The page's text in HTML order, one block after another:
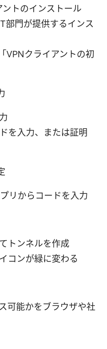
トのインストール
部門が提供するインス
VPNクライアントの初
を入力、または証明
リからコードを入力
トンネルを作成
コンが緑に変わる
可能かをブラウザや社